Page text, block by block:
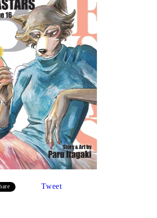
CARD GAME
АКСЕСОАРИ ЗА КАРТОВИ
ИГРИ
Кутии за съхранение
Протектори за карти
Подложки/Матове
Класьори за карти
К-ПОП
Tweet